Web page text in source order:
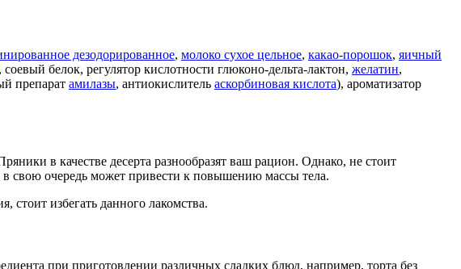
дезодорированное, молоко сухое цельное, какао-порошок, яичный
, соевый белок, регулятор кислотности глюконо-дельта-лактон, желатин,
препарат амилазы, антиокислитель аскорбиновая кислота), ароматизатор
в качестве десерта разнообразят ваш рацион. Однако, не стоит
в свою очередь может привести к повышению массы тела.
избегать данного лакомства.
при приготовлении различных сладких блюд, например, торта без